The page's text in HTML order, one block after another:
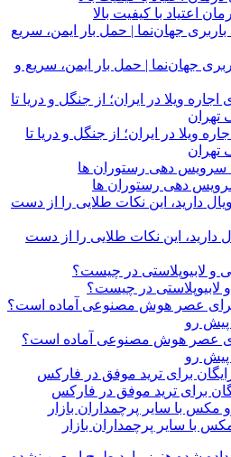
جهان‌نما | حمل بار ایمن، سریع و
ویلا در ایران؛ از جنگل و دریا تا
تهران
دهی رستوران ها
دارید، این نکات طلایی را از دست
لابیوپلاستی در چیست؟
عصر هوش مصنوعی آماده است؟
پیش رو